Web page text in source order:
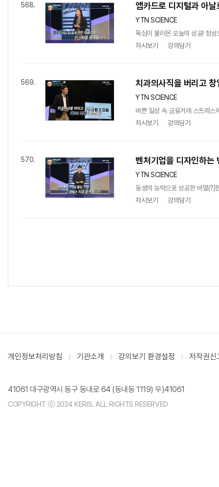
568. 앱카드로 디지털과 아
YTN SCIENCE
뚝심이 불러온 오늘의 성공! 정
차시보기
강의담기
569. 치과의사직을 버리고
YTN SCIENCE
바쁜 일상 속 금융거래 스트레스
차시보기
강의담기
570. 벤처기업을 디자인하는
YTN SCIENCE
동생의 능력으로 성공한 비열(?)
차시보기
강의담기
개인정보처리방침 기관소개 강의보기 환경설정 저작권신
41061 대구광역시 동구 동내로 64 (동내동 1119) 우)41061
COPYRIGHT ⓒ 2024 KERIS. ALL RIGHTS RESERVED